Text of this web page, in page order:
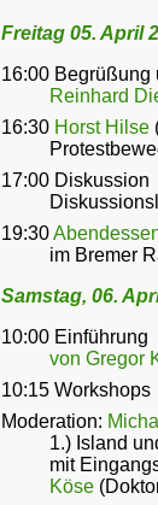
Freitag 05. April
16:00 Begrüßung
Reinhard
16:30 Horst Hilse
17:00 Diskussion
19:30
im Bremer
Samstag, 06.
10:00 Einführung
von Gregor
10:15 Workshops
Moderation:
1.) Island
mit
Köse